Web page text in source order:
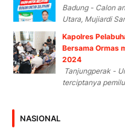
Badung - Calon
Utara, Mujiardi
Kapolres
Bersama Ormas
2024
Tanjungperak -
terciptanya
NASIONAL